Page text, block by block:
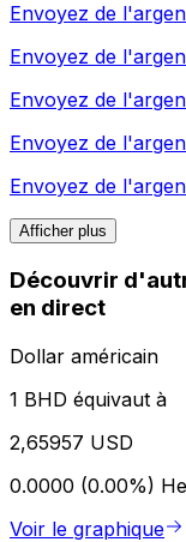
Envoyez de
Envoyez de
Envoyez de
Envoyez de
Envoyez de
Afficher plus
Découvrir
en direct
Dollar américain
1 BHD équivaut à
2,65957 USD
0.0000 (0.00%)
Voir le graphique